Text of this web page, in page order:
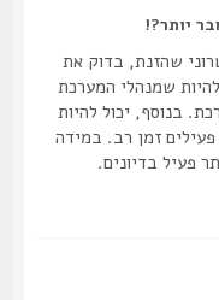
שהזנת, בדוק את
שמנהלי המערכת
יכול להיות
זמן רב. במידה
בדיונים.